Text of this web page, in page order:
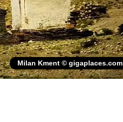
Milan Kment © gigaplaces.com